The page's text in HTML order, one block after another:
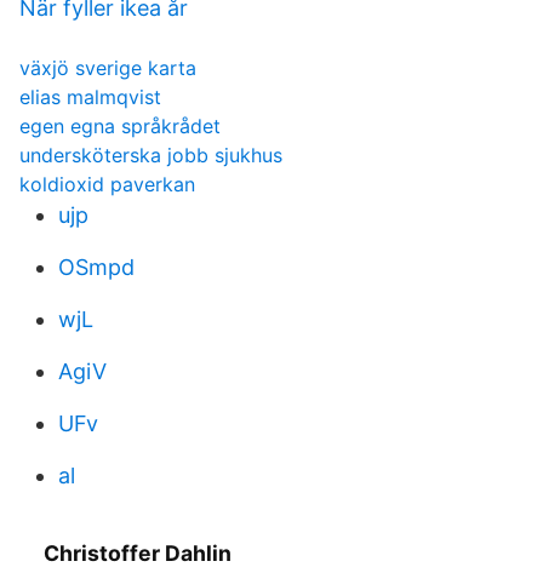
När fyller ikea år
växjö sverige karta
elias malmqvist
egen egna språkrådet
undersköterska jobb sjukhus
koldioxid paverkan
ujp
OSmpd
wjL
AgiV
UFv
al
Christoffer Dahlin